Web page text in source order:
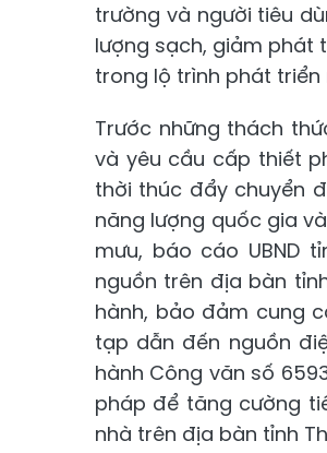
trường và người tiêu
lượng sạch, giảm phát
trong lộ trình phát triển
Trước những thách
và yêu cầu cấp thiết
thời thúc đẩy chuyển
năng lượng quốc gia
mưu, báo cáo UBND
nguồn trên địa bàn
hành, bảo đảm cung
tạp dẫn đến nguồn
hành Công văn số
pháp để tăng cường
nhà trên địa bàn tỉnh